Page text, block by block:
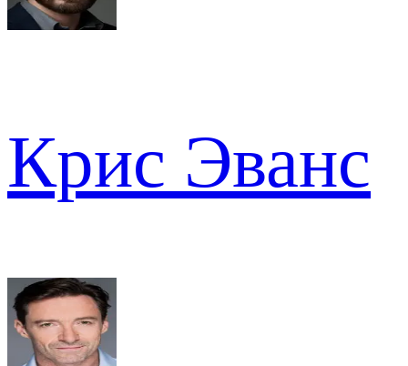
Крис Эванс